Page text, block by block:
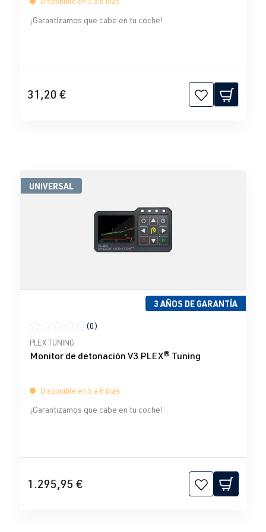
¡Garantizamos que cabe en tu coche!
31,20 €
UNIVERSAL
3 AÑOS DE GARANTÍA
Calificación promedio de 0 de 5 estrellas
(0)
PLEX TUNING
Monitor de detonación V3 PLEX® Tuning
Disponible en 5 a 8 días
¡Garantizamos que cabe en tu coche!
1.295,95 €